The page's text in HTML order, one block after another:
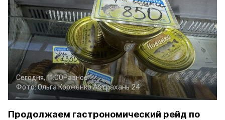
Сегодня, 11:00Разное
Фото:Ольга КорженкоАстрахань 24
Продолжаем гастрономический рейд по